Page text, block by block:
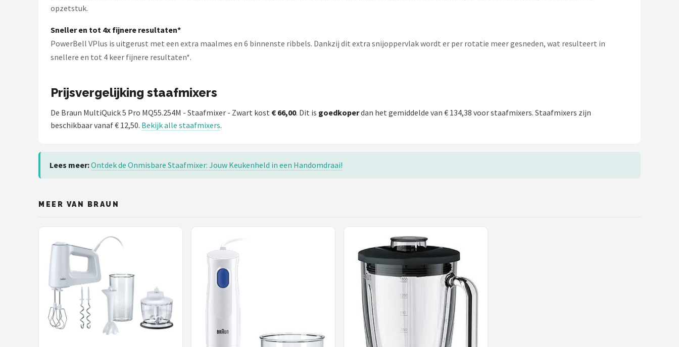
opzetstuk.
Sneller en tot 4x fijnere resultaten*
PowerBell VPlus is uitgerust met een extra maalmes en 6 binnenste ribbels. Dankzij dit extra snijoppervlak wordt er per rotatie meer gesneden, wat resulteert in
snellere en tot 4 keer fijnere resultaten*.
Prijsvergelijking staafmixers
De Braun MultiQuick 5 Pro MQ55.254M - Staafmixer - Zwart kost € 66,00. Dit is goedkoperdan het gemiddelde van € 134,38 voor staafmixers. Staafmixers zijn
beschikbaar vanaf € 12,50. Bekijk alle staafmixers.
Lees meer:Ontdek de Onmisbare Staafmixer: Jouw Keukenheld in een Handomdraai!
MEER VAN BRAUN